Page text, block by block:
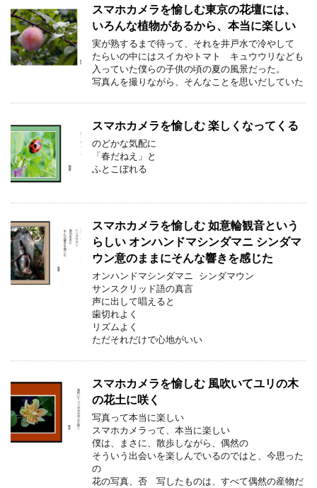
スマホカメラを愉しむ東京の花壇には、
いろんな植物があるから、本当に楽しい
実が熟するまで待って、それを井戸水で冷やして
たらいの中にはスイカやトマト キュウウリなども
入っていた僕らの子供の頃の夏の風景だった。
写真んを撮りながら、そんなことを思いだしていた
スマホカメラを愉しむ 楽しくなってくる
のどかな気配に
「春だねえ」と
ふとこぼれる
スマホカメラを愉しむ 如意輪観音という
らしい オンハンドマシンダマニ シンダマ
ウン意のままにそんな響きを感じた
オンハンドマシンダマニ シンダマウン
サンスクリッド語の真言
声に出して唱えると
歯切れよく
リズムよく
ただそれだけで心地がいい
スマホカメラを愉しむ 風吹いてユリの木
の花土に咲く
写真って本当に楽しい
スマホカメラって、本当に楽しい
僕は、まさに、散歩しながら、偶然の
そういう出会いを楽しんでいるのではと、今思った
の
花の写真、否 写したものは、すべて偶然の産物だ